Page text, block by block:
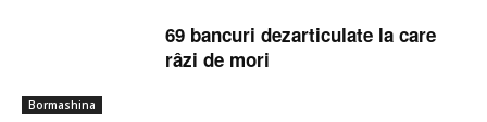
Bormashina
69 bancuri dezarticulate la care
râzi de mori